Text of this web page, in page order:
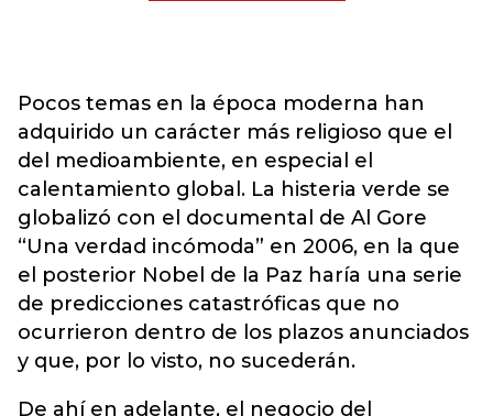
Pocos temas en la época moderna han
adquirido un carácter más religioso que el
del medioambiente, en especial el
calentamiento global. La histeria verde se
globalizó con el documental de Al Gore
“Una verdad incómoda” en 2006, en la que
el posterior Nobel de la Paz haría una serie
de predicciones catastróficas que no
ocurrieron dentro de los plazos anunciados
y que, por lo visto, no sucederán.
De ahí en adelante, el negocio del